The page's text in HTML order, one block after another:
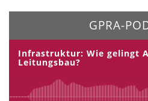
GPRA-
Infrastruktur: Wie gelingt
Leitungsbau?